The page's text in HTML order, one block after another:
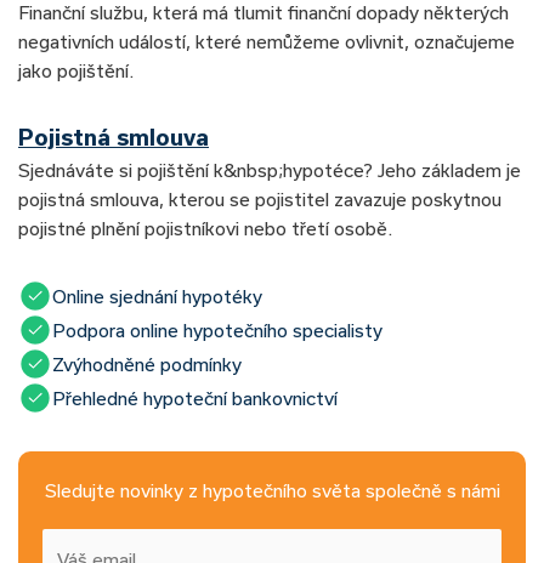
Finanční službu, která má tlumit finanční dopady některých
negativních událostí, které nemůžeme ovlivnit, označujeme
jako pojištění.
Pojistná smlouva
Sjednáváte si pojištění k&nbsp;hypotéce? Jeho základem je
pojistná smlouva, kterou se pojistitel zavazuje poskytnou
pojistné plnění pojistníkovi nebo třetí osobě.
Online sjednání hypotéky
Podpora online hypotečního specialisty
Zvýhodněné podmínky
Přehledné hypoteční bankovnictví
Sledujte novinky z hypotečního světa společně s námi